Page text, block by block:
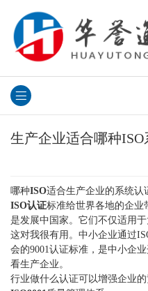
生产企业适合哪种ISO
哪种ISO适合生产企业的系统认
ISO认证标准给世界各地的企业
是发展中国家。它们不仅适用
这对我很有用。中小企业通过
会的9001认证标准，是中小企
看生产企业。
行业做什么认证可以增强企业的